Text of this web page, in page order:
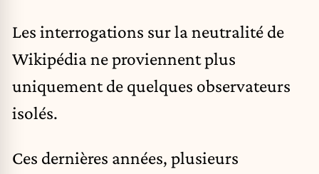
Les interrogations sur la neutralité de
Wikipédia ne proviennent plus
uniquement de quelques observateurs
isolés.
Ces dernières années, plusieurs